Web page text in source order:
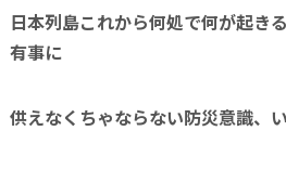
日本列島これから何処で何が起き
有事に
供えなくちゃならない防災意識、